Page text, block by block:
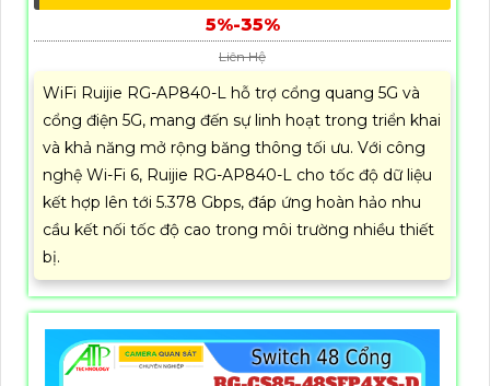
5%-35%
Liên Hệ
WiFi Ruijie RG-AP840-L hỗ trợ cổng quang 5G và
cổng điện 5G, mang đến sự linh hoạt trong triển khai
và khả năng mở rộng băng thông tối ưu. Với công
nghệ Wi-Fi 6, Ruijie RG-AP840-L cho tốc độ dữ liệu
kết hợp lên tới 5.378 Gbps, đáp ứng hoàn hảo nhu
cầu kết nối tốc độ cao trong môi trường nhiều thiết
bị.